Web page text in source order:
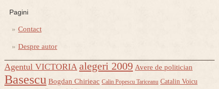
Pagini
Contact
Despre autor
Agentul VICTORIA alegeri 2009 Avere de politician
Basescu Bogdan Chirieac Calin Popescu Tariceanu Catalin Voicu